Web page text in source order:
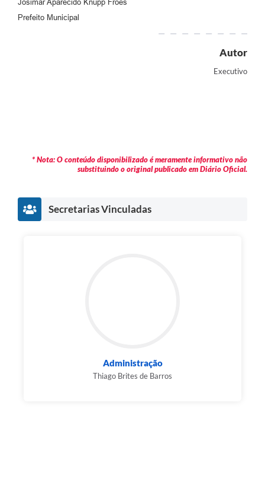
Josimar Aparecido Knupp Fróes
Prefeito Municipal
Autor
Executivo
* Nota: O conteúdo disponibilizado é meramente informativo não
substituindo o original publicado em Diário Oficial.
Secretarias Vinculadas
Administração
Thiago Brites de Barros